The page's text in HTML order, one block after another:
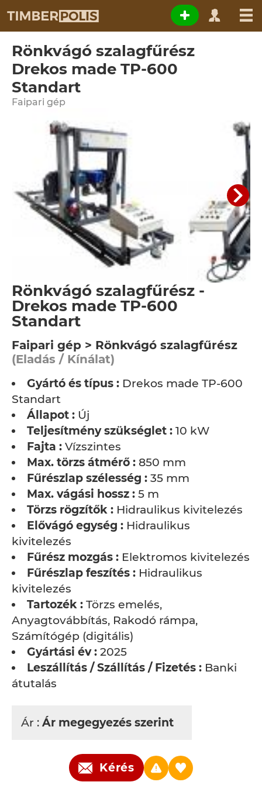
Rönkvágó szalagfűrész
Drekos made TP-600
Standart
Faipari gép
Rönkvágó szalagfűrész -
Drekos made TP-600
Standart
Faipari gép > Rönkvágó szalagfűrész
(Eladás / Kínálat)
Gyártó és típus : Drekos made TP-600
Standart
Állapot : Új
Teljesítmény szükséglet : 10 kW
Fajta : Vízszintes
Max. törzs átmérő : 850 mm
Fűrészlap szélesség : 35 mm
Max. vágási hossz : 5 m
Törzs rögzítők : Hidraulikus kivitelezés
Elővágó egység : Hidraulikus
kivitelezés
Fűrész mozgás : Elektromos kivitelezés
Fűrészlap feszítés : Hidraulikus
kivitelezés
Tartozék : Törzs emelés,
Anyagtovábbítás, Rakodó rámpa,
Számítógép (digitális)
Gyártási év : 2025
Leszállítás / Szállítás / Fizetés : Banki
átutalás
Ár : Ár megegyezés szerint
Kérés